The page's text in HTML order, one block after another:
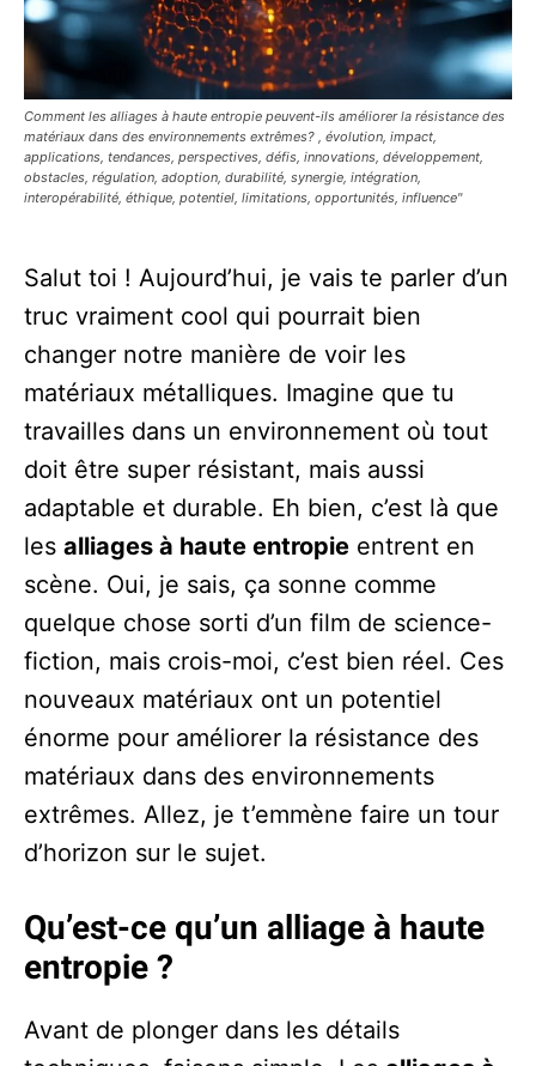
Comment les alliages à haute entropie peuvent-ils améliorer la résistance des
matériaux dans des environnements extrêmes? , évolution, impact,
applications, tendances, perspectives, défis, innovations, développement,
obstacles, régulation, adoption, durabilité, synergie, intégration,
interopérabilité, éthique, potentiel, limitations, opportunités, influence"
Salut toi ! Aujourd’hui, je vais te parler d’un
truc vraiment cool qui pourrait bien
changer notre manière de voir les
matériaux métalliques. Imagine que tu
travailles dans un environnement où tout
doit être super résistant, mais aussi
adaptable et durable. Eh bien, c’est là que
les alliages à haute entropie entrent en
scène. Oui, je sais, ça sonne comme
quelque chose sorti d’un film de science-
fiction, mais crois-moi, c’est bien réel. Ces
nouveaux matériaux ont un potentiel
énorme pour améliorer la résistance des
matériaux dans des environnements
extrêmes. Allez, je t’emmène faire un tour
d’horizon sur le sujet.
Qu’est-ce qu’un alliage à haute
entropie ?
Avant de plonger dans les détails